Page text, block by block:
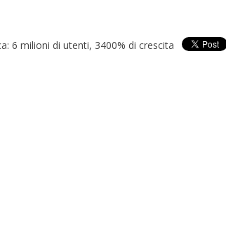
6 milioni di utenti, 3400% di crescita